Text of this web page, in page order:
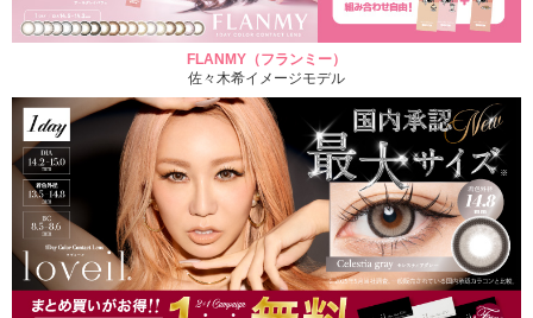
FLANMY（フランミー）
佐々木希イメージモデル